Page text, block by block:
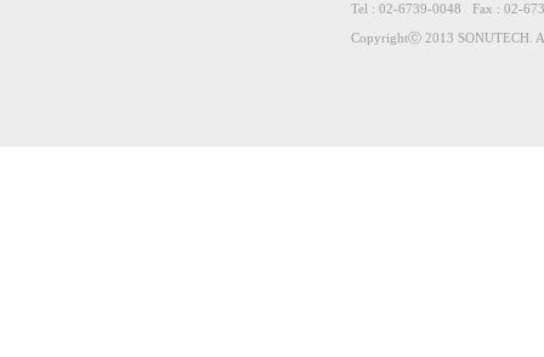
Tel : 02-6739-0048 Fax : 02-
Copyrightⓒ 2013 SONUTECH.